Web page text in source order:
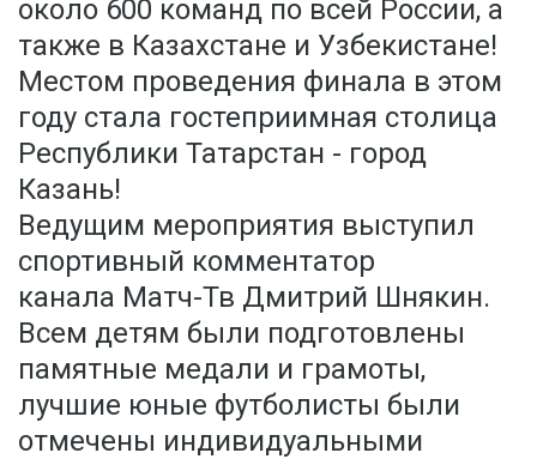
около 600 команд по всей России, а
также в Казахстане и Узбекистане!
Местом проведения финала в этом
году стала гостеприимная столица
Республики Татарстан - город
Казань!
Ведущим мероприятия выступил
спортивный комментатор
канала Матч-Тв Дмитрий Шнякин.
Всем детям были подготовлены
памятные медали и грамоты,
лучшие юные футболисты были
отмечены индивидуальными